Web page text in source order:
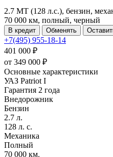
2.7 MT (128 л.с.), бензин,
70 000 км, полный, черный
В кредит Обменять
+7(495) 955-18-14
401 000 ₽
от 349 000 ₽
Основные характеристики
УАЗ Patriot I
Гарантия 2 года
Внедорожник
Бензин
2.7 л.
128 л. с.
Механика
Полный
70 000 км.